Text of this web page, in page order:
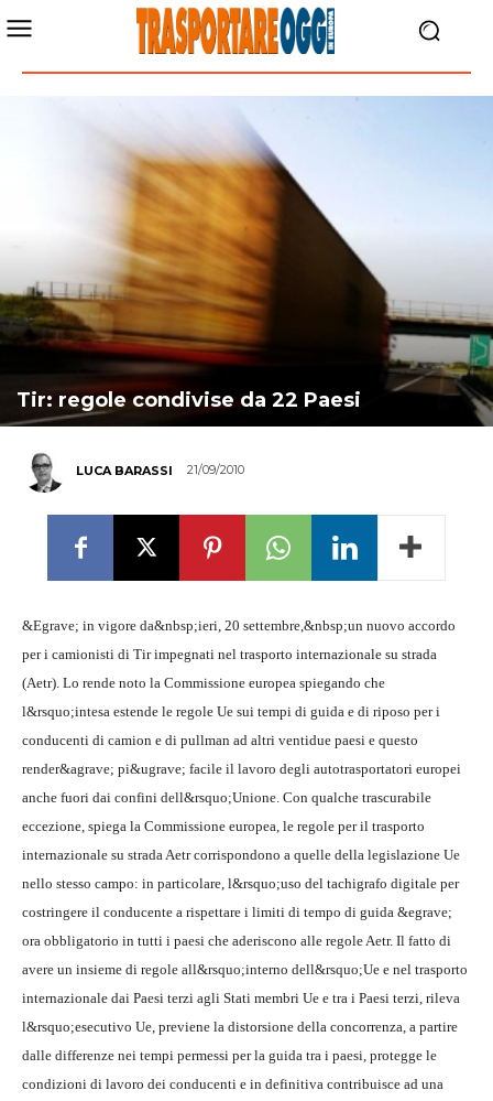
Tir: regole condivise da 22 Paesi
LUCA BARASSI 21/09/2010
&Egrave; in vigore da&nbsp;ieri, 20 settembre,&nbsp;un nuovo accordo
per i camionisti di Tir impegnati nel trasporto internazionale su strada
(Aetr). Lo rende noto la Commissione europea spiegando che
l&rsquo;intesa estende le regole Ue sui tempi di guida e di riposo per i
conducenti di camion e di pullman ad altri ventidue paesi e questo
render&agrave; pi&ugrave; facile il lavoro degli autotrasportatori europei
anche fuori dai confini dell&rsquo;Unione. Con qualche trascurabile
eccezione, spiega la Commissione europea, le regole per il trasporto
internazionale su strada Aetr corrispondono a quelle della legislazione Ue
nello stesso campo: in particolare, l&rsquo;uso del tachigrafo digitale per
costringere il conducente a rispettare i limiti di tempo di guida &egrave;
ora obbligatorio in tutti i paesi che aderiscono alle regole Aetr. Il fatto di
avere un insieme di regole all&rsquo;interno dell&rsquo;Ue e nel trasporto
internazionale dai Paesi terzi agli Stati membri Ue e tra i Paesi terzi, rileva
l&rsquo;esecutivo Ue, previene la distorsione della concorrenza, a partire
dalle differenze nei tempi permessi per la guida tra i paesi, protegge le
condizioni di lavoro dei conducenti e in definitiva contribuisce ad una